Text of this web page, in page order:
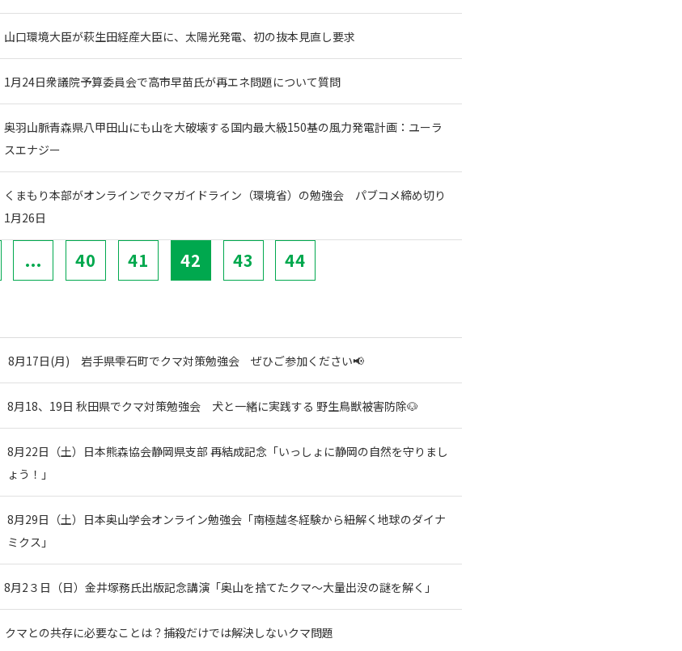
山口環境大臣が萩生田経産大臣に、太陽光発電、初の抜本見直し要求
1月24日衆議院予算委員会で高市早苗氏が再エネ問題について質問
奥羽山脈青森県八甲田山にも山を大破壊する国内最大級150基の風力発電計画：ユーラ
スエナジー
くまもり本部がオンラインでクマガイドライン（環境省）の勉強会 パブコメ締め切り
1月26日
... 40 41 42 43 44
8月17日(月) 岩手県雫石町でクマ対策勉強会 ぜひご参加ください📢
8月18、19日 秋田県でクマ対策勉強会 犬と一緒に実践する 野生鳥獣被害防除🐶
8月22日（土）日本熊森協会静岡県支部 再結成記念「いっしょに静岡の自然を守りまし
ょう！」
8月29日（土）日本奥山学会オンライン勉強会「南極越冬経験から紐解く地球のダイナ
ミクス」
8月2３日（日）金井塚務氏出版記念講演「奥山を捨てたクマ～大量出没の謎を解く」
クマとの共存に必要なことは？捕殺だけでは解決しないクマ問題